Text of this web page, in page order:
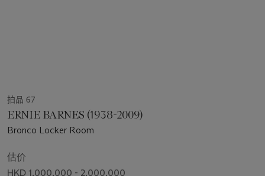
拍品 67
ERNIE BARNES (1938-2009)
Bronco Locker Room
估价
HKD 1,000,000 - 2,000,000